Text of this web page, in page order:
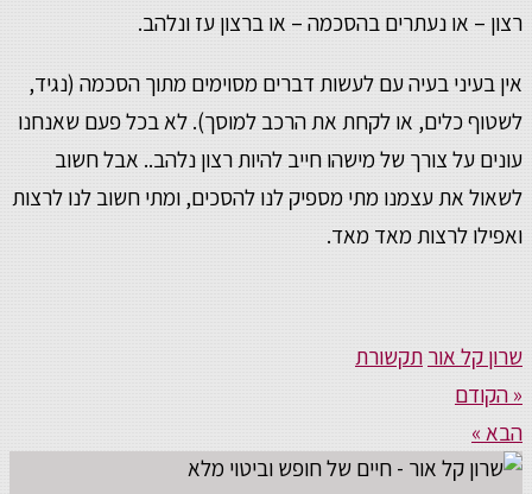
רצון – או נעתרים בהסכמה – או ברצון עז ונלהב.
אין בעיני בעיה עם לעשות דברים מסוימים מתוך הסכמה (נגיד,
לשטוף כלים, או לקחת את הרכב למוסך). לא בכל פעם שאנחנו
עונים על צורך של מישהו חייב להיות רצון נלהב.. אבל חשוב
לשאול את עצמנו מתי מספיק לנו להסכים, ומתי חשוב לנו לרצות
ואפילו לרצות מאד מאד.
שרון קל אור תקשורת
« הקודם
הבא »